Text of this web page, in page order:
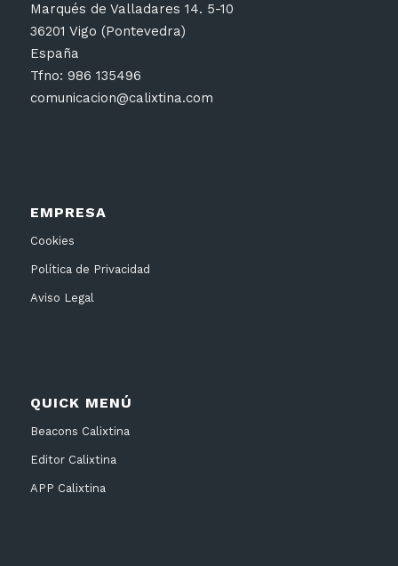
Marqués de Valladares 14. 5-10
36201 Vigo (Pontevedra)
España
Tfno: 986 135496
comunicacion@calixtina.com
EMPRESA
Cookies
Política de Privacidad
Aviso Legal
QUICK MENÚ
Beacons Calixtina
Editor Calixtina
APP Calixtina